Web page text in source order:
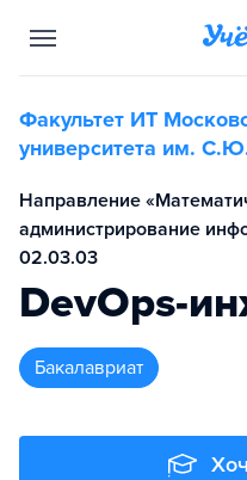
Факультет ИТ
университета им.
Направление
администрирование
02.03.03
DevOps-
бакалавриат